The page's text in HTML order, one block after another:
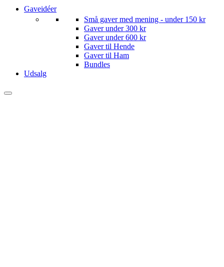
Gaveidéer
Små gaver med mening - under 150 kr
Gaver under 300 kr
Gaver under 600 kr
Gaver til Hende
Gaver til Ham
Bundles
Udsalg